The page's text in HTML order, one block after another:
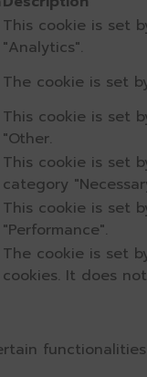
This cookie is set
"Analytics".
The cookie is set
This cookie is set
"Other.
This cookie is set
category
This cookie is set
"Performance".
The cookie is set
cookies. It does